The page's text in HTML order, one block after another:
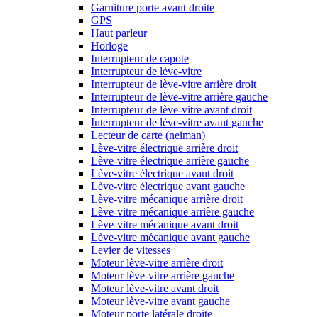
Garniture porte avant droite
GPS
Haut parleur
Horloge
Interrupteur de capote
Interrupteur de lève-vitre
Interrupteur de lève-vitre arrière droit
Interrupteur de lève-vitre arrière gauche
Interrupteur de lève-vitre avant droit
Interrupteur de lève-vitre avant gauche
Lecteur de carte (neiman)
Lève-vitre électrique arrière droit
Lève-vitre électrique arrière gauche
Lève-vitre électrique avant droit
Lève-vitre électrique avant gauche
Lève-vitre mécanique arrière droit
Lève-vitre mécanique arrière gauche
Lève-vitre mécanique avant droit
Lève-vitre mécanique avant gauche
Levier de vitesses
Moteur lève-vitre arrière droit
Moteur lève-vitre arrière gauche
Moteur lève-vitre avant droit
Moteur lève-vitre avant gauche
Moteur porte latérale droite